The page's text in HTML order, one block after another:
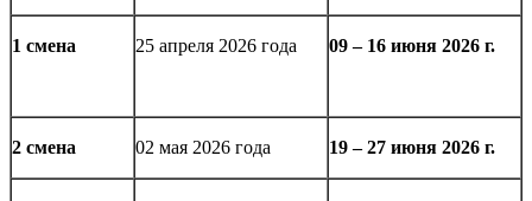
1 смена 25 апреля 2026 года 09 – 16 июня 2026 г.
2 смена 02 мая 2026 года 19 – 27 июня 2026 г.